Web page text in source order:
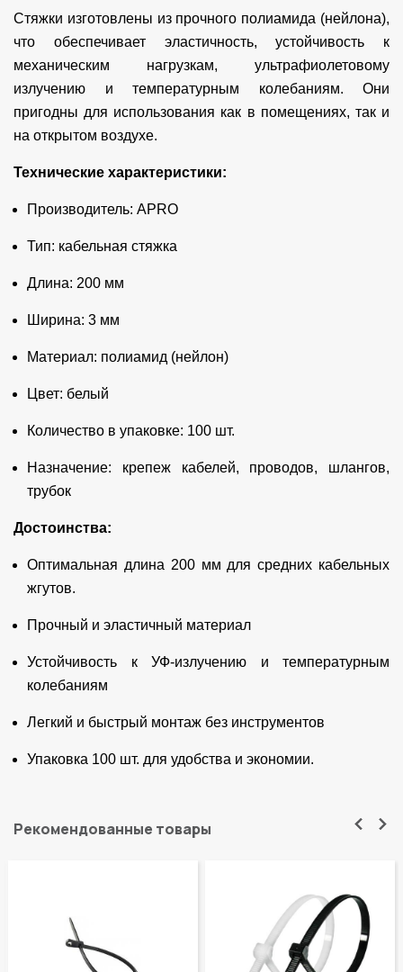
Стяжки изготовлены из прочного полиамида (нейлона),
что обеспечивает эластичность, устойчивость к
механическим нагрузкам, ультрафиолетовому
излучению и температурным колебаниям. Они
пригодны для использования как в помещениях, так и
на открытом воздухе.
Технические характеристики:
Производитель: APRO
Тип: кабельная стяжка
Длина: 200 мм
Ширина: 3 мм
Материал: полиамид (нейлон)
Цвет: белый
Количество в упаковке: 100 шт.
Назначение: крепеж кабелей, проводов, шлангов,
трубок
Достоинства:
Оптимальная длина 200 мм для средних кабельных
жгутов.
Прочный и эластичный материал
Устойчивость к УФ-излучению и температурным
колебаниям
Легкий и быстрый монтаж без инструментов
Упаковка 100 шт. для удобства и экономии.
Рекомендованные товары